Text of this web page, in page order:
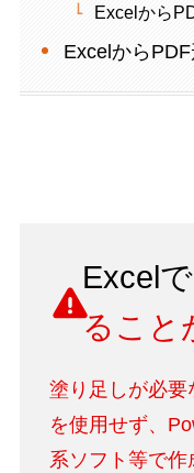
Excelから
Excelから
Excel
ること
塗り足しが必要
を使用せず、
系ソフト等で作